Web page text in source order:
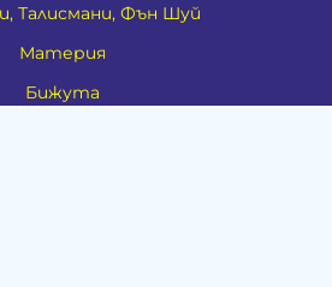
Талисмани, Фън Шуй
Материя
Бижута